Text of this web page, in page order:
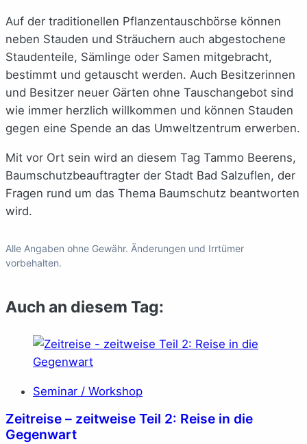
Auf der traditionellen Pflanzentauschbörse können
neben Stauden und Sträuchern auch abgestochene
Staudenteile, Sämlinge oder Samen mitgebracht,
bestimmt und getauscht werden. Auch Besitzerinnen
und Besitzer neuer Gärten ohne Tauschangebot sind
wie immer herzlich willkommen und können Stauden
gegen eine Spende an das Umweltzentrum erwerben.
Mit vor Ort sein wird an diesem Tag Tammo Beerens,
Baumschutzbeauftragter der Stadt Bad Salzuflen, der
Fragen rund um das Thema Baumschutz beantworten
wird.
Alle Angaben ohne Gewähr. Änderungen und Irrtümer
vorbehalten.
Auch an diesem Tag:
Seminar / Workshop
Zeitreise – zeitweise Teil 2: Reise in die
Gegenwart